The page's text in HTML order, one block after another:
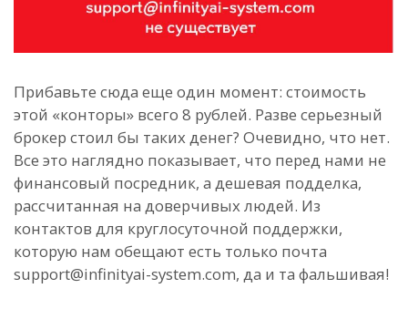
Прибавьте сюда еще один момент: стоимость
этой «конторы» всего 8 рублей. Разве серьезный
брокер стоил бы таких денег? Очевидно, что нет.
Все это наглядно показывает, что перед нами не
финансовый посредник, а дешевая подделка,
рассчитанная на доверчивых людей. Из
контактов для круглосуточной поддержки,
которую нам обещают есть только почта
support@infinityai-system.com, да и та фальшивая!